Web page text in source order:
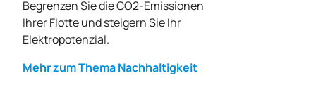
Begrenzen Sie die CO2-Emissionen
Ihrer Flotte und steigern Sie Ihr
Elektropotenzial.
Mehr zum Thema Nachhaltigkeit